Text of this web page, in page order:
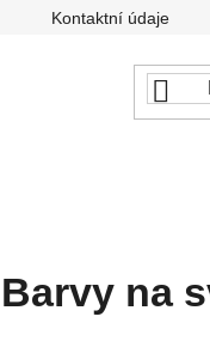
Kontaktní údaje
Barvy na